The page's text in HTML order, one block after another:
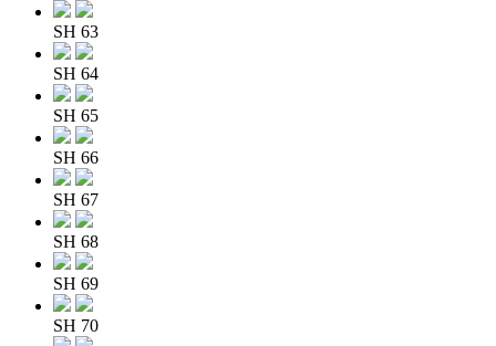
SH 63
SH 64
SH 65
SH 66
SH 67
SH 68
SH 69
SH 70